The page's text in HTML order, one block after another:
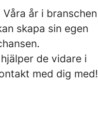
år i branschen
skapa sin egen
de vidare i
med dig med!